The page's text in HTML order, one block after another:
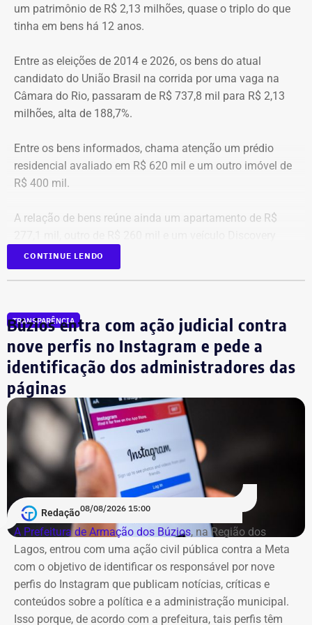
Ranking total de maiores gastos com
diárias, de 2022 a julho de 2026
Beneficiário
Victor Rosa Travancas
R$
R$
2 Bruno de Queiroz Costa
R$
R$
Almeida
5 Rodrigo Ratkus Abel
R$
349.332,01
R$
34.433,88
Gustavo Reis Ferreira
R$
348.094,75
Igor Domingos Marques da
Silva
R$
281.845,47
8
Danielle Christian Ribeiro
Barros
R$
281.042,85
R$
103.247,91
9
Fernando Cezar Jorge
Hakme
R$
274.382,64
R$
22.028,93
TEMPO REAL
um patrimônio de R$ 2,13 milhões, quase o triplo do que
tinha em bens há 12 anos.
Entre as eleições de 2014 e 2026, os bens do atual
candidato do União Brasil na corrida por uma vaga na
Câmara do Rio, passaram de R$ 737,8 mil para R$ 2,13
milhões, alta de 188,7%.
Entre os bens informados, chama atenção um prédio
residencial avaliado em R$ 620 mil e um outro imóvel de
R$ 400 mil.
A relação de bens reúne ainda um apartamento de R$
D300, ano 2023, declarado por R$ 330 mil. Também
aparecem na lista cerca de R$ 177 mil em aplicações e
CONTINUE LENDO
TRANSPARÊNCIA
Búzios entra com ação judicial contra
nove perfis no Instagram e pede a
identificação dos administradores das
páginas
Redação08/08/2026 15:00
A Prefeitura de Armação dos Búzios, na Região dos
Lagos, entrou com uma ação civil pública contra a Meta
com o objetivo de identificar os responsável por nove
perfis do Instagram que publicam notícias, críticas e
conteúdos sobre a política e a administração municipal.
Isso porque, de acordo com a prefeitura, tais perfis têm